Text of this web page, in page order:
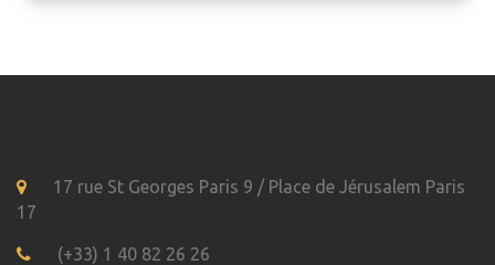
17 rue St Georges Paris 9 / Place de Jérusalem Paris
17
(+33) 1 40 82 26 26